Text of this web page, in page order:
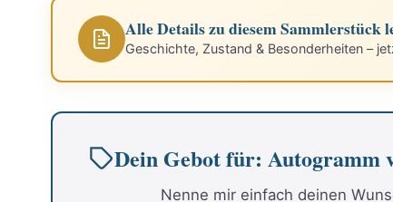
Alle Details zu diesem Sammlerstück
Geschichte, Zustand & Besonderheiten –
Dein Gebot für:
Nenne mir einfach deinen